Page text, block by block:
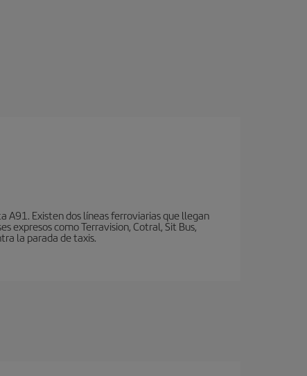
A91. Existen dos líneas ferroviarias que llegan
expresos como Terravision, Cotral, Sit Bus,
la parada de taxis.